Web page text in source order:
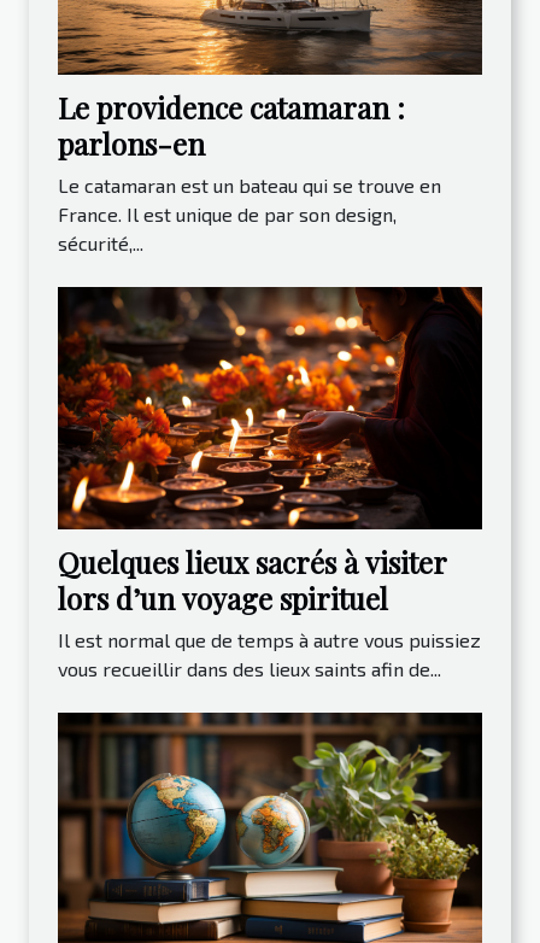
Le providence catamaran :
parlons-en
Le catamaran est un bateau qui se trouve en
France. Il est unique de par son design,
sécurité,...
Quelques lieux sacrés à visiter
lors d’un voyage spirituel
Il est normal que de temps à autre vous puissiez
vous recueillir dans des lieux saints afin de...